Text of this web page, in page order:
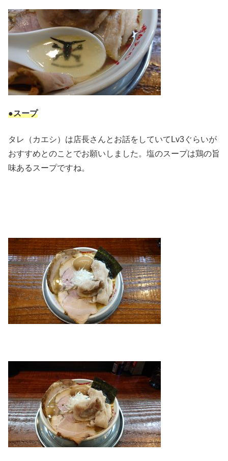
●スープ
タレ（カエシ）は店長さんとお話をしていてLv3ぐらいが
おすすめとのことでお願いしました。塩のスープは鶏の旨
味あるスープですね。